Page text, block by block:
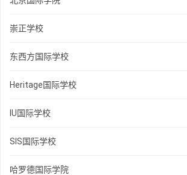
崇正学校
东西方国际学校
Heritage国际学校
IU国际学校
SIS国际学校
哈罗德国际学院